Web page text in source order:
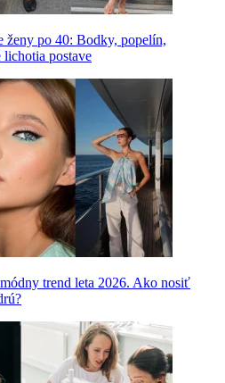
ženy po 40: Bodky, popelín,
postave
trend leta 2026. Ako nosiť